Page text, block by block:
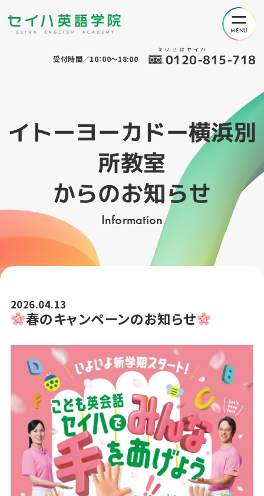
えいごはセイハ
0120-815-718
受付時間／10：00～18:00
イトーヨーカドー横浜別
所教室
からのお知らせ
Information
2026.04.13
春のキャンペーンのお知らせ